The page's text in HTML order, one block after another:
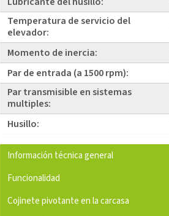
Temperatura de servicio del
elevador:
Momento de inercia:
Par de entrada (a 1500 rpm):
Par transmisible en sistemas
multiples:
Husillo:
Información técnica general
Funcionalidad
Cojinete pivotante en la carcasa